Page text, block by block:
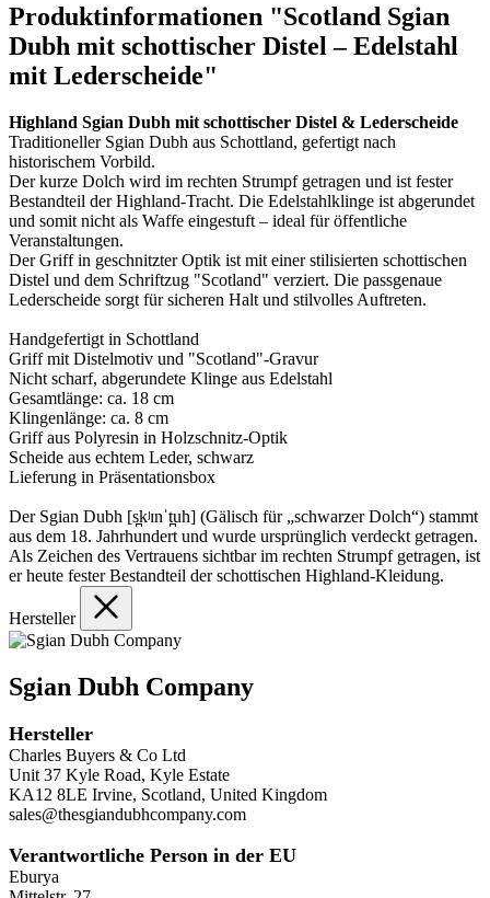
Produktinformationen "Scotland Sgian
Dubh mit schottischer Distel – Edelstahl
mit Lederscheide"
Highland Sgian Dubh mit schottischer Distel & Lederscheide
Traditioneller Sgian Dubh aus Schottland, gefertigt nach
historischem Vorbild.
Der kurze Dolch wird im rechten Strumpf getragen und ist fester
Bestandteil der Highland-Tracht. Die Edelstahlklinge ist abgerundet
und somit nicht als Waffe eingestuft – ideal für öffentliche
Veranstaltungen.
Der Griff in geschnitzter Optik ist mit einer stilisierten schottischen
Distel und dem Schriftzug "Scotland" verziert. Die passgenaue
Lederscheide sorgt für sicheren Halt und stilvolles Auftreten.
Handgefertigt in Schottland
Griff mit Distelmotiv und "Scotland"-Gravur
Nicht scharf, abgerundete Klinge aus Edelstahl
Gesamtlänge: ca. 18 cm
Klingenlänge: ca. 8 cm
Griff aus Polyresin in Holzschnitz-Optik
Scheide aus echtem Leder, schwarz
Lieferung in Präsentationsbox
Der Sgian Dubh [s̪kʲɪnˈt̪uh] (Gälisch für „schwarzer Dolch“) stammt
aus dem 18. Jahrhundert und wurde ursprünglich verdeckt getragen.
Als Zeichen des Vertrauens sichtbar im rechten Strumpf getragen, ist
er heute fester Bestandteil der schottischen Highland-Kleidung.
Hersteller
Sgian Dubh Company
Hersteller
Charles Buyers & Co Ltd
Unit 37 Kyle Road, Kyle Estate
KA12 8LE Irvine, Scotland, United Kingdom
sales@thesgiandubhcompany.com
Verantwortliche Person in der EU
Eburya